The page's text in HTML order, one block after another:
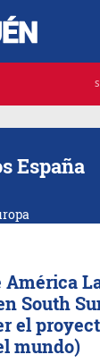
España
América
South
el
mundo)